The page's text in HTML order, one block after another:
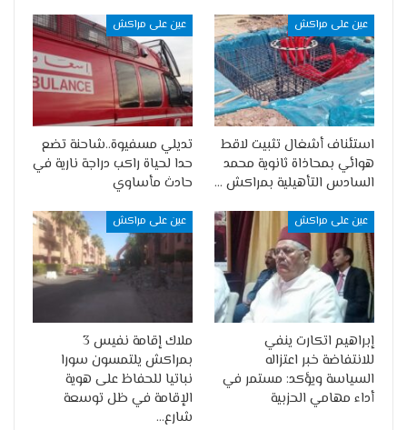
عين على مراكش
استئناف أشغال تثبيت لاقط
هوائي بمحاذاة ثانوية محمد
السادس التأهيلية بمراكش …
عين على مراكش
تديلي مسفيوة..شاحنة تضع
حدا لحياة راكب دراجة نارية في
حادث مأساوي
عين على مراكش
إبراهيم اتكارت ينفي
للانتفاضة خبر اعتزاله
السياسة ويؤكد: مستمر في
أداء مهامي الحزبية
عين على مراكش
ملاك إقامة نفيس 3
بمراكش يلتمسون سورا
نباتيا للحفاظ على هوية
الإقامة في ظل توسعة
شارع…